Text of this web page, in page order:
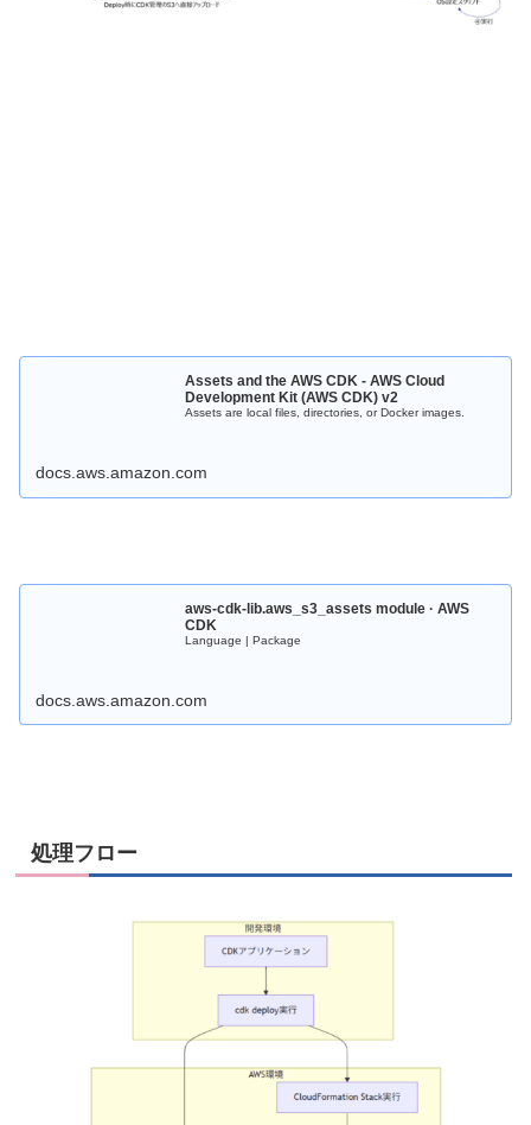
Assets and the AWS CDK - AWS Cloud
Development Kit (AWS CDK) v2
Assets are local files, directories, or Docker images.
docs.aws.amazon.com
aws-cdk-lib.aws_s3_assets module · AWS
CDK
Language | Package
docs.aws.amazon.com
処理フロー